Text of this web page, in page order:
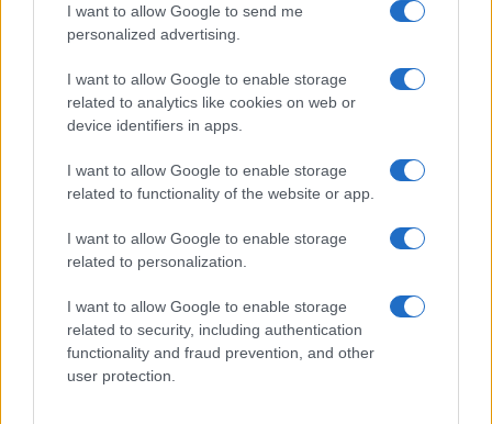
I want to allow Google to send me
personalized advertising.
I want to allow Google to enable storage
related to analytics like cookies on web or
device identifiers in apps.
I want to allow Google to enable storage
related to functionality of the website or app.
I want to allow Google to enable storage
related to personalization.
I want to allow Google to enable storage
related to security, including authentication
functionality and fraud prevention, and other
user protection.
Vuoi rimanere sempre aggiornato?
Iscriviti alla newsletter di Gallura Oggi e ricevi le nostre
sul sito web!
*campo obbligatorio
Privacy
Utilizziamo Mailchimp come piattaforma di
marketing. Iscrivendoti alla newsletter accetti che le
tue informazioni siano trasferite a Mailchimp per
l'elaborazione.Leggi qui l'informativa sulla privacy